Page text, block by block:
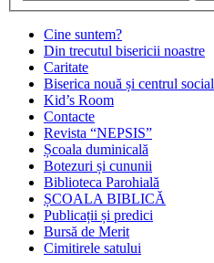
Cine suntem?
Din trecutul bisericii noastre
Caritate
Biserica nouă și centrul social
Kid’s Room
Contacte
Revista “NEPSIS”
Școala duminicală
Botezuri și cununii
Biblioteca Parohială
ȘCOALA BIBLICĂ
Publicații și predici
Bursă de Merit
Cimitirele satului